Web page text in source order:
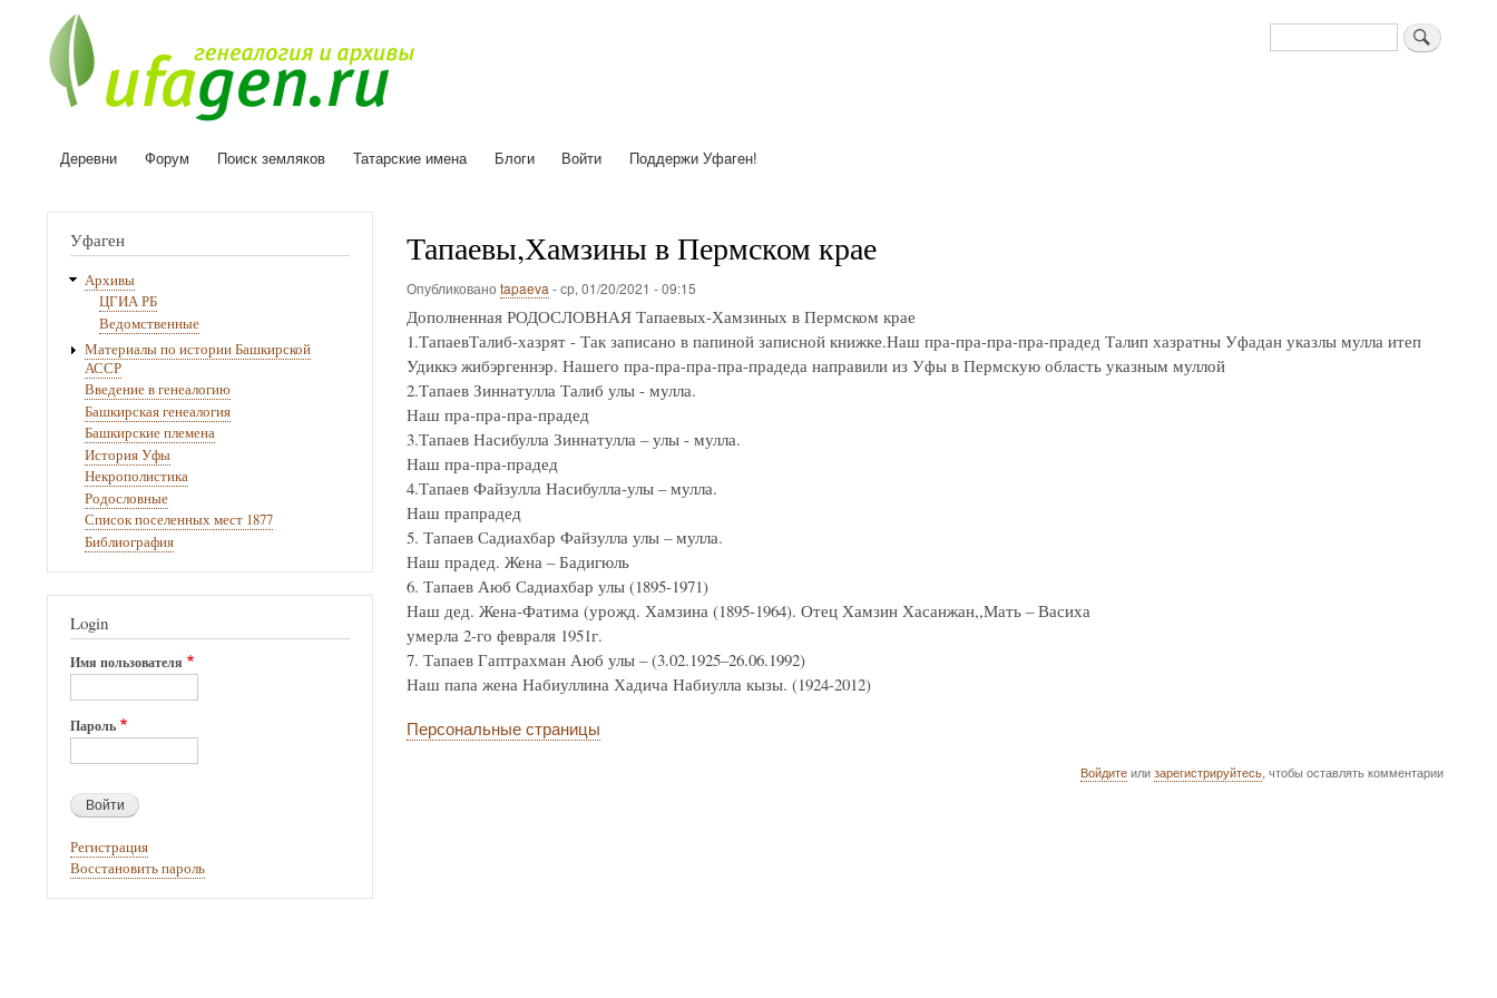
Поиск
Основная
Деревни Форум Поиск земляков Татарские имена Блоги Войти Поддержи Уфаген!
Тапаевы,Хамзины в Пермском крае
Опубликовано tapaeva -ср, 01/20/2021 - 09:15
Дополненная РОДОСЛОВНАЯ Тапаевых-Хамзиных в Пермском крае
1.ТапаевТалиб-хазрят - Так записано в папиной записной книжке.Наш пра-пра-пра-пра-прадед Талип хазратны Уфадан указлы мулла итеп
Удиккэ жибэргеннэр. Нашего пра-пра-пра-пра-прадеда направили из Уфы в Пермскую область указным муллой
2.Тапаев Зиннатулла Талиб улы - мулла.
Наш пра-пра-пра-прадед
3.Тапаев Насибулла Зиннатулла – улы - мулла.
Наш пра-пра-прадед
4.Тапаев Файзулла Насибулла-улы – мулла.
Наш прапрадед
5. Тапаев Садиахбар Файзулла улы – мулла.
Наш прадед. Жена – Бадигюль
6. Тапаев Аюб Садиахбар улы (1895-1971)
Наш дед. Жена-Фатима (урожд. Хамзина (1895-1964). Отец Хамзин Хасанжан,,Мать – Васиха
умерла 2-го февраля 1951г.
7. Тапаев Гаптрахман Аюб улы – (3.02.1925–26.06.1992)
Наш папа жена Набиуллина Хадича Набиулла кызы. (1924-2012)
Персональные страницы
Войдитеилизарегистрируйтесь, чтобы оставлять комментарии
Уфаген
Архивы
ЦГИА РБ
Ведомственные
Материалы по истории Башкирской
АССР
Введение в генеалогию
Башкирская генеалогия
Башкирские племена
История Уфы
Некрополистика
Родословные
Список поселенных мест 1877
Библиография
Login
Имя пользователя
Пароль
Регистрация
Восстановить пароль